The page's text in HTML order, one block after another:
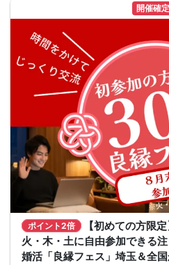
開催確定
ポイント2倍
【初めての方限
火・木・土に自由参加できる
婚活「良縁フェス」埼玉＆全